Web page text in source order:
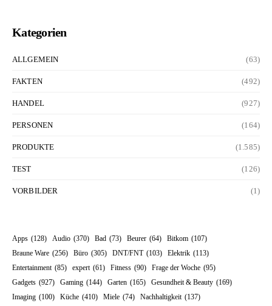
Kategorien
ALLGEMEIN (63)
FAKTEN (492)
HANDEL (927)
PERSONEN (164)
PRODUKTE (1.585)
TEST (126)
VORBILDER (1)
Apps (128) Audio (370) Bad (73) Beurer (64) Bitkom (107)
Braune Ware (256) Büro (305) DNT/FNT (103) Elektrik (113)
Entertainment (85) expert (61) Fitness (90) Frage der Woche (95)
Gadgets (927) Gaming (144) Garten (165) Gesundheit & Beauty (169)
Imaging (100) Küche (410) Miele (74) Nachhaltigkeit (137)